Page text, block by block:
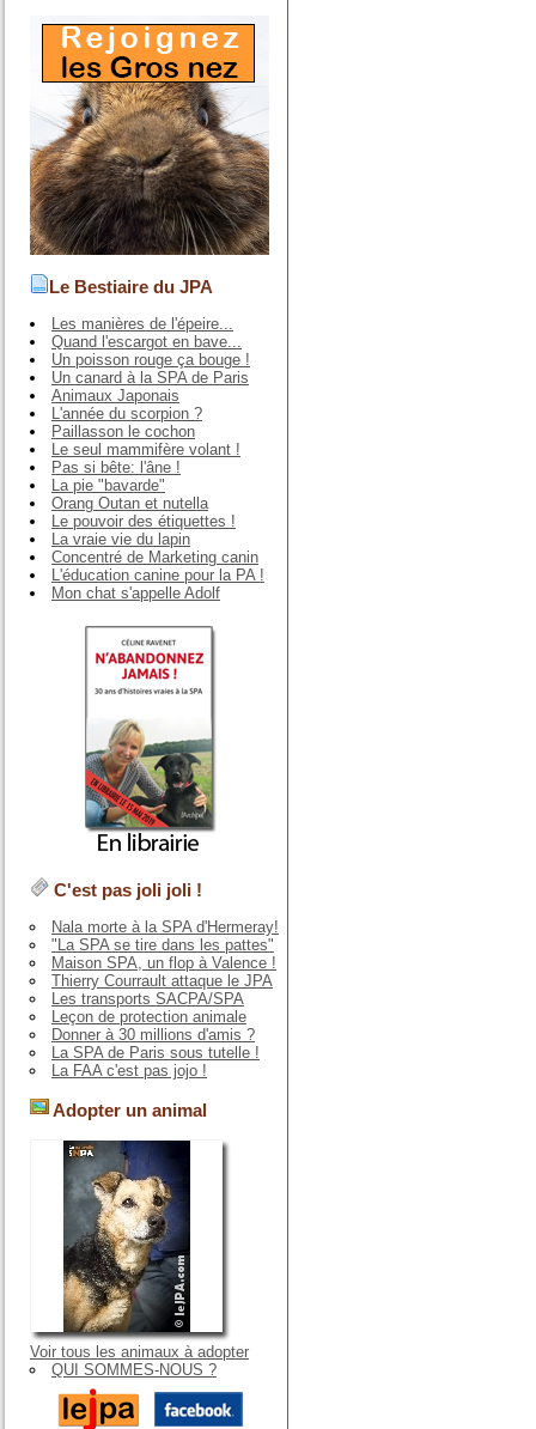
Le Bestiaire du JPA
Les manières de l'épeire...
Quand l'escargot en bave...
Un poisson rouge ça bouge !
Un canard à la SPA de Paris
Animaux Japonais
L'année du scorpion ?
Paillasson le cochon
Le seul mammifère volant !
Pas si bête: l'âne !
La pie "bavarde"
Orang Outan et nutella
Le pouvoir des étiquettes !
La vraie vie du lapin
Concentré de Marketing canin
L'éducation canine pour la PA !
Mon chat s'appelle Adolf
C'est pas joli joli !
Nala morte à la SPA d'Hermeray!
"La SPA se tire dans les pattes"
Maison SPA, un flop à Valence !
Thierry Courrault attaque le JPA
Les transports SACPA/SPA
Leçon de protection animale
Donner à 30 millions d'amis ?
La SPA de Paris sous tutelle !
La FAA c'est pas jojo !
Adopter un animal
Voir tous les animaux à adopter
QUI SOMMES-NOUS ?